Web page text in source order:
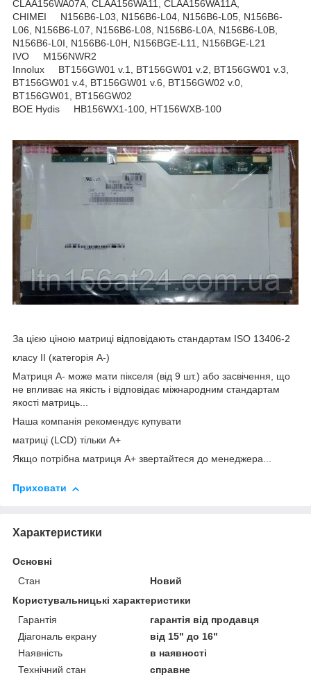
CLAA156WA07A, CLAA156WA11, CLAA156WA11A,
CHIMEI N156B6-L03, N156B6-L04, N156B6-L05, N156B6-
L06, N156B6-L07, N156B6-L08, N156B6-L0A, N156B6-L0B,
N156B6-L0I, N156B6-L0H, N156BGE-L11, N156BGE-L21
IVO M156NWR2
Innolux BT156GW01 v.1, BT156GW01 v.2, BT156GW01 v.3,
BT156GW01 v.4, BT156GW01 v.6, BT156GW02 v.0,
BT156GW01, BT156GW02
BOE Hydis HB156WX1-100, HT156WXB-100
За цією ціною матриці відповідають стандартам ISO 13406-2
класу II (категорія А-)
Матриця А- може мати пікселя (від 9 шт.) або засвічення, що
не впливає на якість і відповідає міжнародним стандартам
якості матриць...
Наша компанія рекомендує купувати
матриці (LCD) тільки А+
Якщо потрібна матриця А+ звертайтеся до менеджера...
Приховати
Характеристики
Основні
Стан
Новий
Користувальницькі характеристики
Гарантія
гарантія від продавця
Діагональ екрану
від 15" до 16"
Наявність
в наявності
Технічний стан
справне